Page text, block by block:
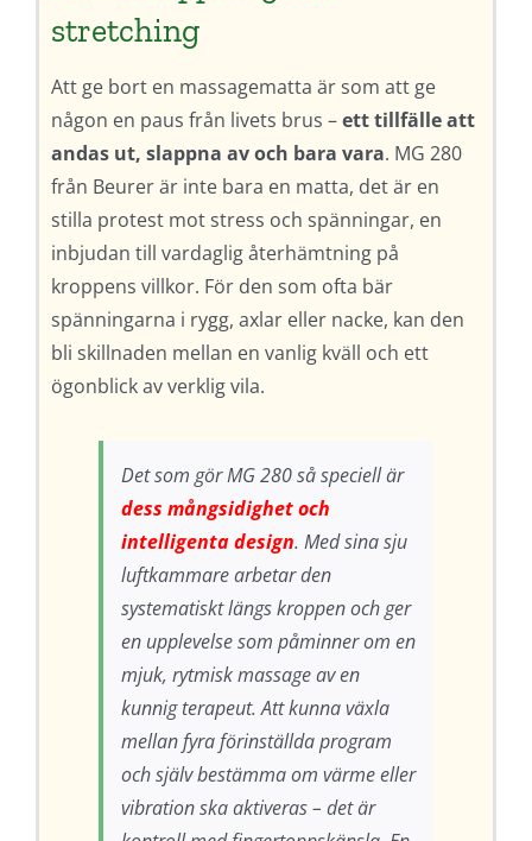
stretching
Att ge bort en massagematta är som att ge
någon en paus från livets brus –ett tillfälle att
andas ut, slappna av och bara vara. MG 280
från Beurer är inte bara en matta, det är en
stilla protest mot stress och spänningar, en
inbjudan till vardaglig återhämtning på
kroppens villkor. För den som ofta bär
spänningarna i rygg, axlar eller nacke, kan den
bli skillnaden mellan en vanlig kväll och ett
ögonblick av verklig vila.
Det som gör MG 280 så speciell är
dess mångsidighet och
intelligenta design. Med sina sju
luftkammare arbetar den
systematiskt längs kroppen och ger
en upplevelse som påminner om en
mjuk, rytmisk massage av en
kunnig terapeut. Att kunna växla
mellan fyra förinställda program
och själv bestämma om värme eller
vibration ska aktiveras – det är